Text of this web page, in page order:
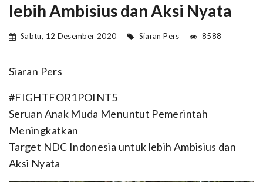
lebih Ambisius dan Aksi Nyata
Sabtu, 12 Desember 2020 Siaran Pers 8588
Siaran Pers
#FIGHTFOR1POINT5
Seruan Anak Muda Menuntut Pemerintah
Meningkatkan
Target NDC Indonesia untuk lebih Ambisius dan
Aksi Nyata